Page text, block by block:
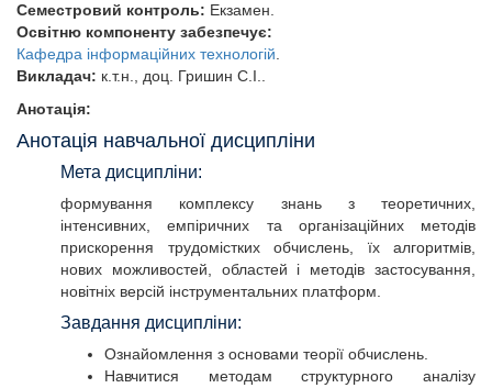
Семестровий контроль: Екзамен.
Освітню компоненту забезпечує:
Кафедра інформаційних технологій
Викладач: к.т.н., доц. Гришин С.І..
Анотація:
Анотація навчальної дисципліни
Мета дисципліни:
формування комплексу знань з теоретичних,
інтенсивних, емпіричних та організаційних методів
прискорення трудомістких обчислень, їх алгоритмів,
нових можливостей, областей і методів застосування,
новітніх версій інструментальних платформ.
Завдання дисципліни:
Ознайомлення з основами теорії обчислень.
Навчитися методам структурного аналізу